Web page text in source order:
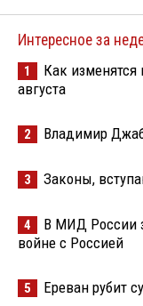
Интересное за
1
Как изменятся
августа
2 Владимир
3 Законы,
4
В МИД России
войне с Россией
5 Ереван рубит